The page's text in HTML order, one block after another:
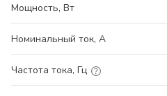
Мощность, Вт
Номинальный ток, А
Частота тока, Гц